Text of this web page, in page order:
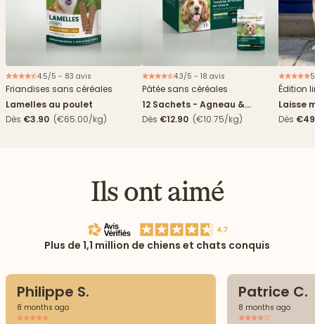
4.5/5 - 83 avis
Friandises sans céréales
Lamelles au poulet
Dès €3.90 (€65.00/kg)
4.3/5 - 18 avis
Pâtée sans céréales
12 Sachets - Agneau &
haricots verts
Dès €12.90 (€10.75/kg)
Édition
Laisse
Dès
Ils ont aimé
Plus de 1,1 million de chiens et chats conquis
Philippe S.
8 months ago
Patrice C.
8 months ago